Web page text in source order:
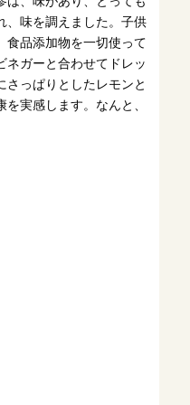
、味を調えました。子供
食品添加物を一切使って
ネガーと合わせてドレッ
さっぱりとしたレモンと
実感します。なんと、